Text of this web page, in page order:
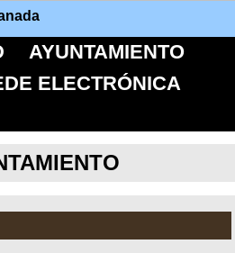
AYUNTAMIENTO
ELECTRÓNICA